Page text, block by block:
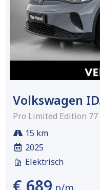
Volkswagen
Pro Limited Edition 77
15 km
2025
Elektrisch
€ 689